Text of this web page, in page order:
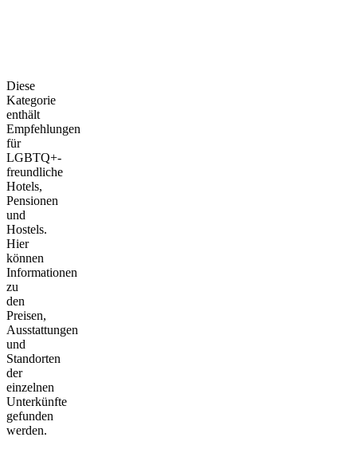
Diese
Kategorie
enthält
Empfehlungen
für
LGBTQ+-
freundliche
Hotels,
Pensionen
und
Hostels.
Hier
können
Informationen
zu
den
Preisen,
Ausstattungen
und
Standorten
der
einzelnen
Unterkünfte
gefunden
werden.